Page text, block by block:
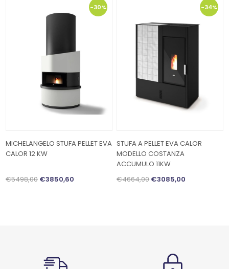
-30%
MICHELANGELO STUFA PELLET EVA
CALOR 12 KW
€5498,00 €3850,60
-34%
STUFA A PELLET EVA CALOR
MODELLO COSTANZA
ACCUMULO 11KW
€4664,00€3085,00